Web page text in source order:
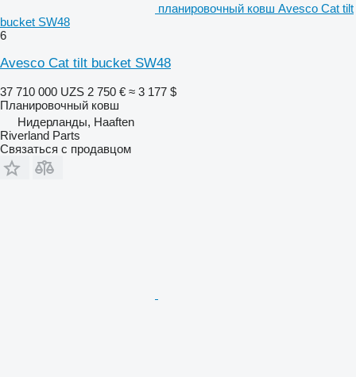
планировочный ковш Avesco Cat tilt
bucket SW48
6
Avesco Cat tilt bucket SW48
37 710 000 UZS 2 750 € ≈ 3 177 $
Планировочный ковш
Нидерланды, Haaften
Riverland Parts
Связаться с продавцом